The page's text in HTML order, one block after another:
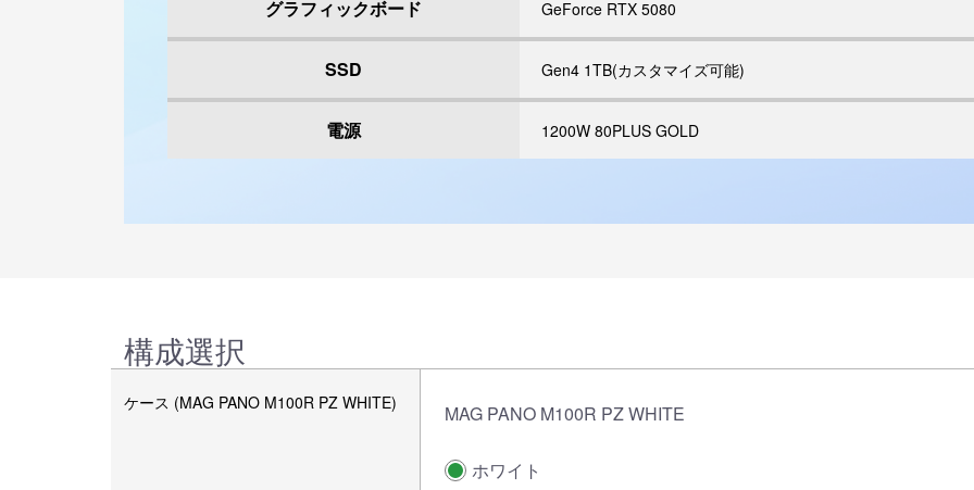
グラフィックボード GeForce RTX 5080
SSD Gen4 1TB(カスタマイズ可能)
電源 1200W 80PLUS GOLD
構成選択
ケース (MAG PANO M100R PZ WHITE) MAG PANO M100R PZ WHITE
ホワイト